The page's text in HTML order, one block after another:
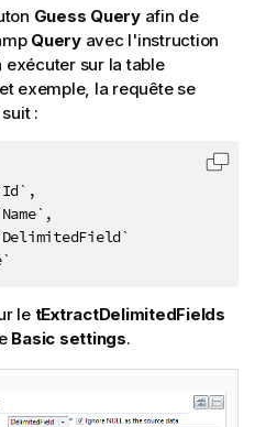
Guess Queryafin de
Queryavec l'instruction
exécuter sur la table
exemple, la requête se
:
Copier
le tExtractDelimitedFields
Basic settings.